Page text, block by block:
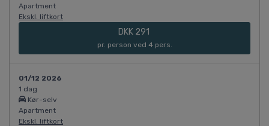
Apartment
Ekskl. liftkort
DKK 291
pr. person ved 4 pers.
01/12 2026
1 dag
Kør-selv
Apartment
Ekskl. liftkort